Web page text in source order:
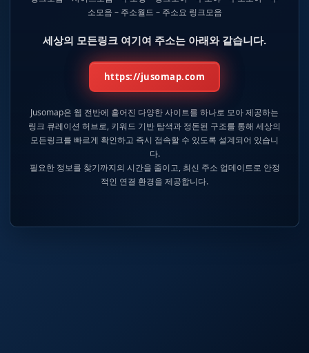
소모음 – 주소월드 – 주소요 링크모음
세상의 모든링크 여기여 주소는 아래와 같습니다.
https://jusomap.com
Jusomap은 웹 전반에 흩어진 다양한 사이트를 하나로 모아 제공하는
링크 큐레이션 허브로, 키워드 기반 탐색과 정돈된 구조를 통해 세상의
모든링크를 빠르게 확인하고 즉시 접속할 수 있도록 설계되어 있습니
다.
필요한 정보를 찾기까지의 시간을 줄이고, 최신 주소 업데이트로 안정
적인 연결 환경을 제공합니다.